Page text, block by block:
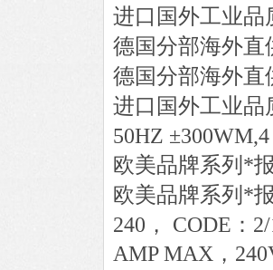
进口国外工业品
德国分部海外直
德国分部海外直
进口国外工业品
50HZ ±300WM,4
欧美品牌系列*
欧美品牌系列*
240， CODE：
AMP MAX，